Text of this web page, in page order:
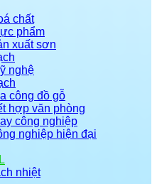
chất
phẩm
xuất sơn
nghệ
công đồ gỗ
hợp văn phòng
công nghiệp
nghiệp hiện đại
nhiệt